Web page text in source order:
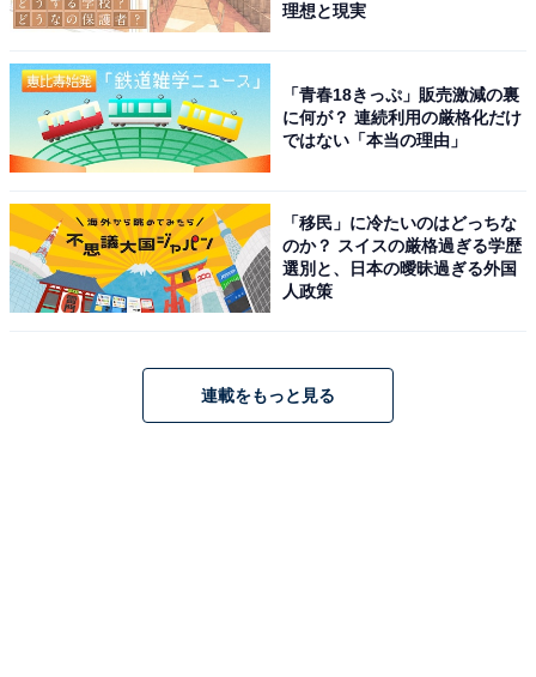
理想と現実
「青春18きっぷ」販売激減の裏
に何が？ 連続利用の厳格化だけ
ではない「本当の理由」
「移民」に冷たいのはどっちな
のか？ スイスの厳格過ぎる学歴
選別と、日本の曖昧過ぎる外国
人政策
連載をもっと見る